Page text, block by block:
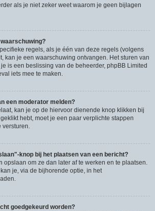
als je niet zeker weet waarom je geen bijlagen
regels, als je één van deze regels (volgens
kan je een waarschuwing ontvangen. Het sturen van
is een beslissing van de beheerder, phpBB Limited
iets mee te maken.
een moderator melden?
kan je op de hiervoor dienende knop klikken bij
hebt, moet je een paar verplichte stappen
versturen.
knop bij het plaatsen van een bericht?
opslaan om ze dan later af te werken en te plaatsen.
je, via de bijhorende optie, in het
goedgekeurd worden?